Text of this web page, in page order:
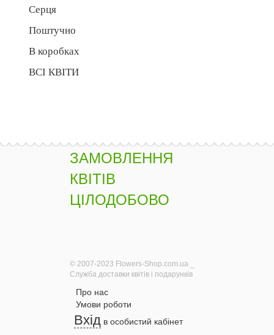
Серця
Поштучно
В коробках
ВСІ КВІТИ
ЗАМОВЛЕННЯ
КВІТІВ
ЦІЛОДОБОВО
© 2007-2023 Flowers-Shop.com.ua _
Служба доставки квітів і подарунків
Про нас
Умови роботи
Вхід в особистий кабінет